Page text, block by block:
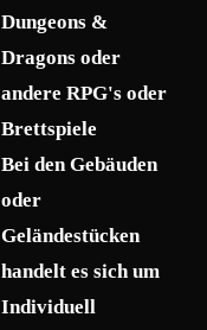
Dungeons &
Dragons oder
andere RPG's oder
Brettspiele
Bei den Gebäuden
oder
Geländestücken
handelt es sich um
Individuell